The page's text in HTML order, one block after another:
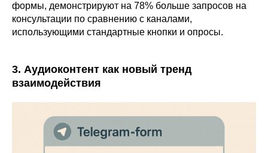
формы, демонстрируют на 78% больше запросов на
консультации по сравнению с каналами,
использующими стандартные кнопки и опросы.
3. Аудиоконтент как новый тренд
взаимодействия